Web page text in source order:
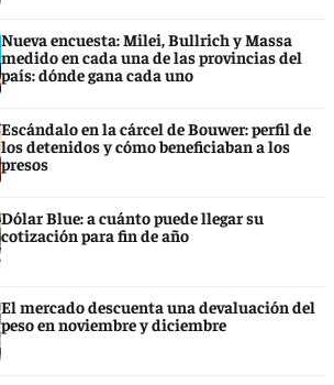
Nueva encuesta: Milei, Bullrich y Massa
medido en cada una de las provincias del
país: dónde gana cada uno
Escándalo en la cárcel de Bouwer: perfil de
los detenidos y cómo beneficiaban a los
presos
Dólar Blue: a cuánto puede llegar su
cotización para fin de año
El mercado descuenta una devaluación del
peso en noviembre y diciembre